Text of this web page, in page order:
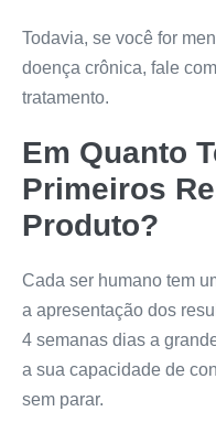
Todavia, se você for
doença crônica, fale
tratamento.
Em Quanto
Primeiros
Produto?
Cada ser humano tem
a apresentação dos
4 semanas dias a
a sua capacidade de
sem parar.